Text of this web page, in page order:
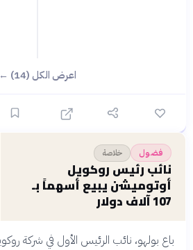
اعرض الكل (14) ←
فضول خلاصة
نائب رئيس روكويل
أوتوميشن يبيع أسهماً بـ
107 آلاف دولار
باع بولهو، نائب الرئيس الأول في شركة